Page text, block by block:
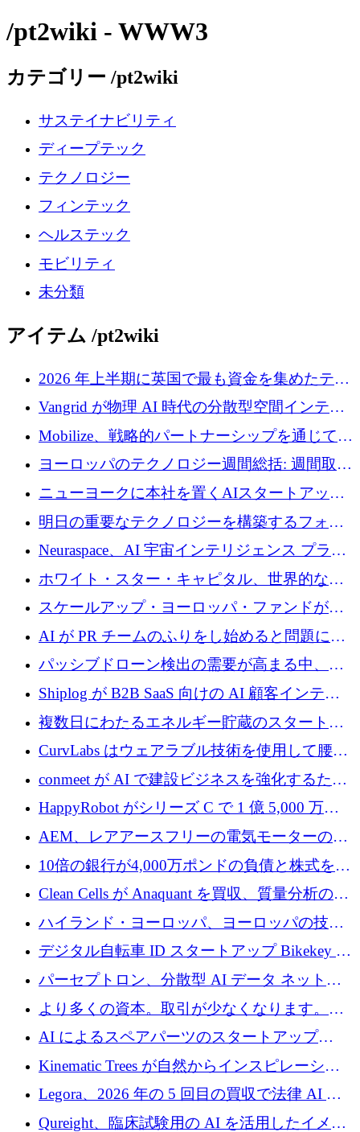
/pt2wiki - WWW3
カテゴリー /pt2wiki
サステイナビリティ
ディープテック
テクノロジー
フィンテック
ヘルステック
モビリティ
未分類
アイテム /pt2wiki
2026 年上半期に英国で最も資金を集めたテク
ノロジー企業
Vangrid が物理 AI 時代の分散型空間インテリ
ジェンス ネットワークを構築するために 900
万ドルのシードを調達
Mobilize、戦略的パートナーシップを通じて通
信ソフトウェア会社を拡大するための投資部
ヨーロッパのテクノロジー週間総括: 週間取引
額 8 億 7,800 万ユーロと 2026 年上半期の主要
ニューヨークに本社を置くAIスタートアップ
Modal Labsがロンドンオフィスを開設
明日の重要なテクノロジーを構築するフォト
ニクスのスケールアップに対応する
Neuraspace、AI 宇宙インテリジェンス プラッ
トフォームの拡大に 1,560 万ユーロを投資
ホワイト・スター・キャピタル、世界的なス
タートアップをシリーズAからBまで支援する
ために2億5,000万ドルのファンドIVを閉鎖
スケールアップ・ヨーロッパ・ファンドが初
の投資を行い、Iceeyeの10億ユーロのラウンド
を共同主導
AI が PR チームのふりをし始めると問題にな
ります
パッシブドローン検出の需要が高まる中、
Monava が資金調達ラウンドを終了
Shiplog が B2B SaaS 向けの AI 顧客インテリ
ジェンスを構築するために 100 万ドルを調達
複数日にわたるエネルギー貯蔵のスタートア
ップ、Ore Energy が新たな投資ラウンドで
4,300 万ドルを獲得
CurvLabs はウェアラブル技術を使用して腰痛
治療をどのように再考しているか
conmeet が AI で建設ビジネスを強化するため
に 600 万ユーロを調達
HappyRobot がシリーズ C で 1 億 5,000 万ド
ルを獲得し、企業運営向けにエージェント AI
を拡張
AEM、レアアースフリーの電気モーターの革
新を加速するために1,600万ポンドを確保
10倍の銀行が4,000万ポンドの負債と株式を調
達
Clean Cells が Anaquant を買収、質量分析の専
門知識によるバイオ医薬品の品質管理を拡大
ハイランド・ヨーロッパ、ヨーロッパの技術
規模拡大を支援するために11億ユーロのファ
ンドVIを閉鎖
デジタル自転車 ID スタートアップ Bikekey が
TÖNNJES への投資を確保
パーセプトロン、分散型 AI データ ネットワ
ークの構築に 650 万ドルを調達
より多くの資本。取引が少なくなります。
2026 年上半期がヨーロッパのテクノロジーに
ついて語ること
AI によるスペアパーツのスタートアップ
Intropy が 1,100 万ドルを調達
Kinematic Trees が自然からインスピレーショ
ンを得たロボット ソフトウェアを拡張するた
めに 58 万 5,000 ポンドを調達
Legora、2026 年の 5 回目の買収で法律 AI ス
タートアップ Wexler を買収
Qureight、臨床試験用の AI を活用したイメー